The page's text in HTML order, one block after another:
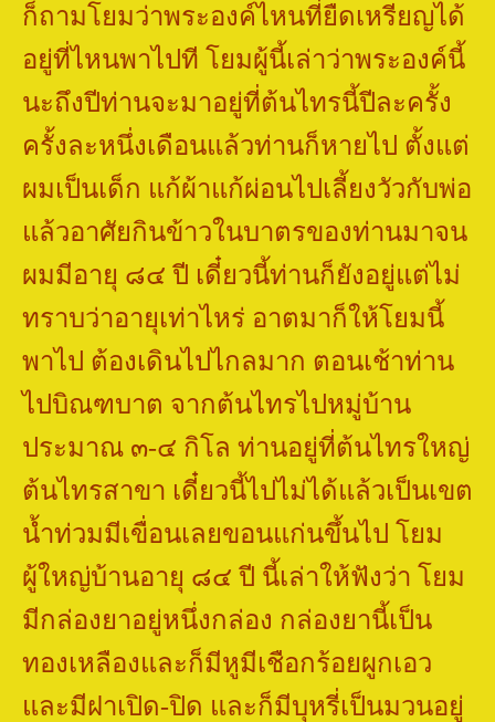
ก็ถามโยมว่าพระองค์ไหนที่ยืดเหรียญได้
อยู่ที่ไหนพาไปที โยมผู้นี้เล่าว่าพระองค์นี้
นะถึงปีท่านจะมาอยู่ที่ต้นไทรนี้ปีละครั้ง
ครั้งละหนึ่งเดือนแล้วท่านก็หายไป ตั้งแต่
ผมเป็นเด็ก แก้ผ้าแก้ผ่อนไปเลี้ยงวัวกับพ่อ
แล้วอาศัยกินข้าวในบาตรของท่านมาจน
ผมมีอายุ ๘๔ ปี เดี๋ยวนี้ท่านก็ยังอยู่แต่ไม่
ทราบว่าอายุเท่าไหร่ อาตมาก็ให้โยมนี้
พาไป ต้องเดินไปไกลมาก ตอนเช้าท่าน
ไปบิณฑบาต จากต้นไทรไปหมู่บ้าน
ประมาณ ๓-๔ กิโล ท่านอยู่ที่ต้นไทรใหญ่
ต้นไทรสาขา เดี๋ยวนี้ไปไม่ได้แล้วเป็นเขต
น้ำท่วมมีเขื่อนเลยขอนแก่นขึ้นไป โยม
ผู้ใหญ่บ้านอายุ ๘๔ ปี นี้เล่าให้ฟังว่า โยม
มีกล่องยาอยู่หนึ่งกล่อง กล่องยานี้เป็น
ทองเหลืองและก็มีหูมีเชือกร้อยผูกเอว
และมีฝาเปิด-ปิด และก็มีบุหรี่เป็นมวนอยู่